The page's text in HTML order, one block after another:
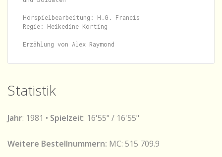
Hörspielbearbeitung: H.G. Francis
Regie: Heikedine Körting
Statistik
Jahr: 1981 • Spielzeit: 16'55" / 16'55"
Weitere Bestellnummern: MC: 515 709.9